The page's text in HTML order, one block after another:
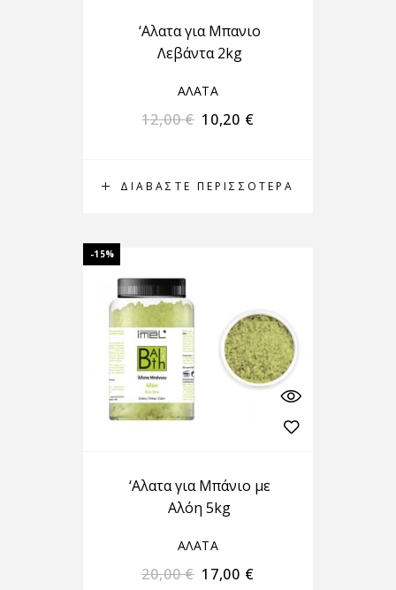
ΔΙΑΒΆΣΤΕ ΠΕΡΙΣΣΌΤΕΡΑ
‘Αλατα για Μπανιο
Λεβάντα 2kg
ΑΛΑΤΑ
12,00€ 10,20 €
-15%
‘Αλατα για Μπάνιο με
Αλόη 5kg
ΑΛΑΤΑ
20,00€ 17,00 €